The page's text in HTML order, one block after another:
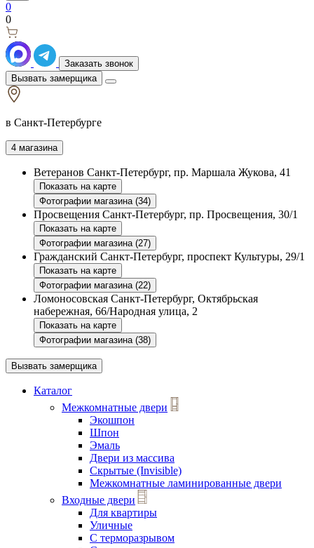
0
0
Заказать звонок
Вызвать замерщика
в Санкт-Петербурге
4 магазина
Ветеранов Санкт-Петербург, пр. Маршала Жукова, 41
Показать на карте
Фотографии магазина (34)
Просвещения Санкт-Петербург, пр. Просвещения, 30/1
Показать на карте
Фотографии магазина (27)
Гражданский Санкт-Петербург, проспект Культуры, 29/1
Показать на карте
Фотографии магазина (22)
Ломоносовская Санкт-Петербург, Октябрьская
набережная, 66/Народная улица, 2
Показать на карте
Фотографии магазина (38)
Вызвать замерщика
Каталог
Межкомнатные двери
Экошпон
Шпон
Эмаль
Двери из массива
Скрытые (Invisible)
Межкомнатные ламинированные двери
Входные двери
Для квартиры
Уличные
С терморазрывом